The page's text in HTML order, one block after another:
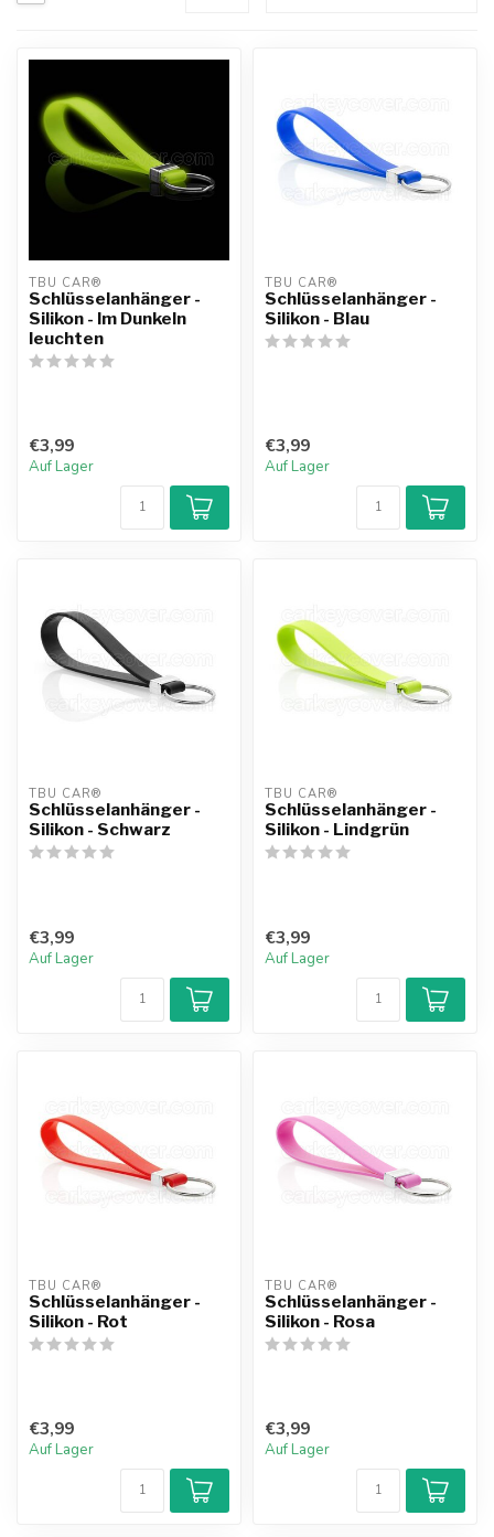
TBU CAR®
Schlüsselanhänger -
Silikon - Im Dunkeln
leuchten
€3,99
Auf Lager
TBU CAR®
Schlüsselanhänger -
Silikon - Blau
€3,99
Auf Lager
TBU CAR®
Schlüsselanhänger -
Silikon - Schwarz
€3,99
Auf Lager
TBU CAR®
Schlüsselanhänger -
Silikon - Lindgrün
€3,99
Auf Lager
TBU CAR®
Schlüsselanhänger -
Silikon - Rot
€3,99
Auf Lager
TBU CAR®
Schlüsselanhänger -
Silikon - Rosa
€3,99
Auf Lager